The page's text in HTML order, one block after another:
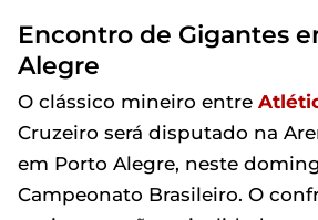
Encontro de Gigantes
Alegre
O clássico mineiro entre
Cruzeiro será disputado na
em Porto Alegre, neste
Campeonato Brasileiro. O